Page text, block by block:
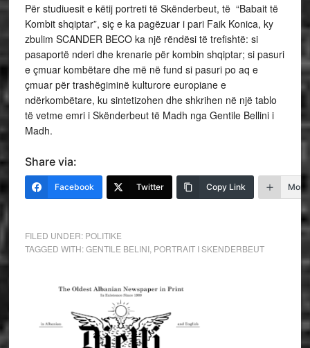
Për studiuesit e këtij portreti të Skënderbeut, të “Babait të
Kombit shqiptar”, siç e ka pagëzuar i pari Faik Konica, ky
zbulim SCANDER BECO ka një rëndësi të trefishtë: si
pasaportë nderi dhe krenarie për kombin shqiptar; si pasuri
e çmuar kombëtare dhe më në fund si pasuri po aq e
çmuar për trashëgiminë kulturore europiane e
ndërkombëtare, ku sintetizohen dhe shkrihen në një tablo
të vetme emri i Skënderbeut të Madh nga Gentile Bellini i
Madh.
Share via:
Facebook Twitter Copy Link More
FILED UNDER: POLITIKE
TAGGED WITH:GENTILE BELINI, PORTRAIT I SKENDERBEUT